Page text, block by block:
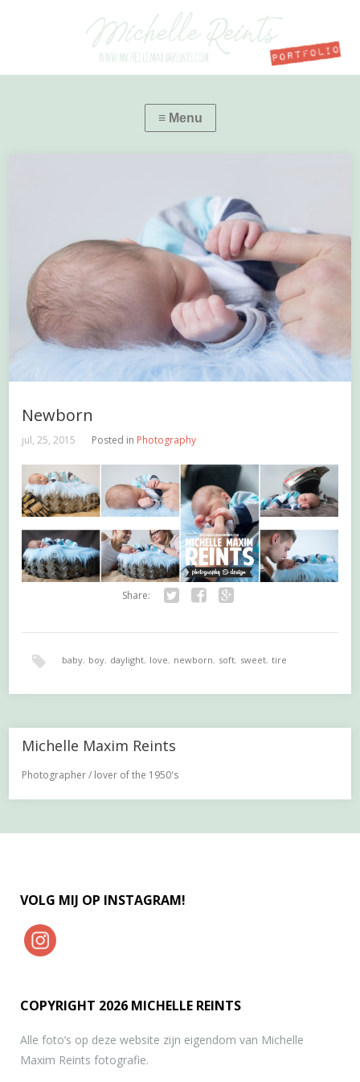
Newborn
jul, 25, 2015 Posted in Photography
Share:
baby, boy, daylight, love, newborn, soft, sweet, tire
Michelle Maxim Reints
Photographer / lover of the 1950's
VOLG MIJ OP INSTAGRAM!
COPYRIGHT 2026 MICHELLE REINTS
Alle foto’s op deze website zijn eigendom van Michelle
Maxim Reints fotografie.